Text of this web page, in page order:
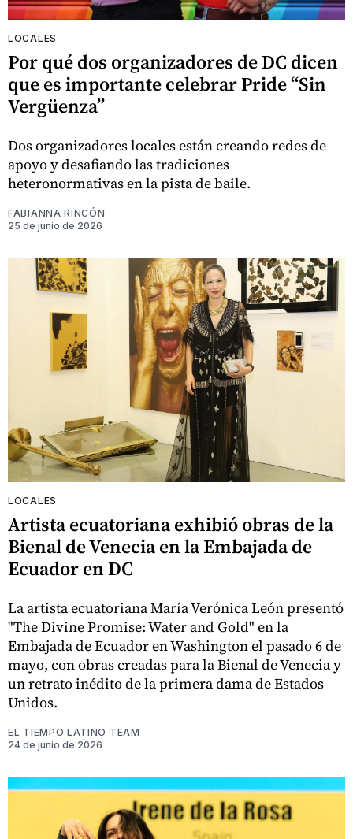
LOCALES
Por qué dos organizadores de DC dicen
que es importante celebrar Pride “Sin
Vergüenza”
Dos organizadores locales están creando redes de
apoyo y desafiando las tradiciones
heteronormativas en la pista de baile.
FABIANNA RINCÓN
25 de junio de 2026
LOCALES
Artista ecuatoriana exhibió obras de la
Bienal de Venecia en la Embajada de
Ecuador en DC
La artista ecuatoriana María Verónica León presentó
"The Divine Promise: Water and Gold" en la
Embajada de Ecuador en Washington el pasado 6 de
mayo, con obras creadas para la Bienal de Venecia y
un retrato inédito de la primera dama de Estados
Unidos.
EL TIEMPO LATINO TEAM
24 de junio de 2026